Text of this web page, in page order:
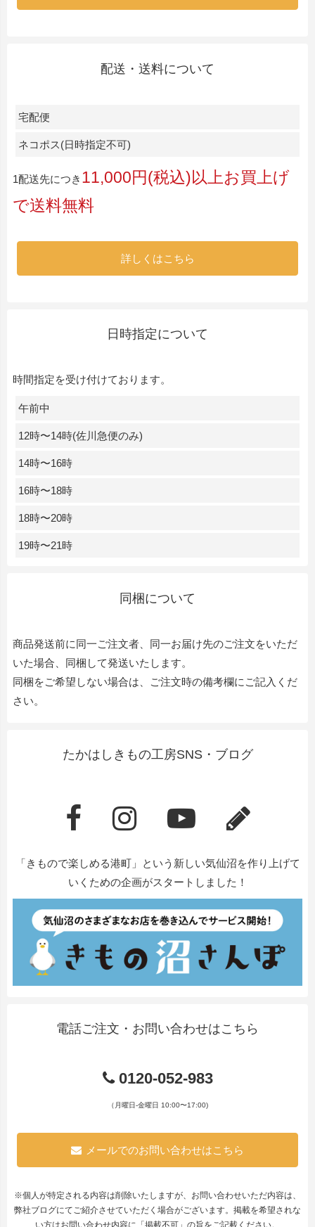
配送・送料について
宅配便
ネコポス(日時指定不可)
1配送先につき 11,000円(税込)以上お買上げ
で送料無料
詳しくはこちら
日時指定について
時間指定を受け付けております。
午前中
12時〜14時(佐川急便のみ)
14時〜16時
16時〜18時
18時〜20時
19時〜21時
同梱について
商品発送前に同一ご注文者、同一お届け先のご注文をいただ
いた場合、同梱して発送いたします。
同梱をご希望しない場合は、ご注文時の備考欄にご記入くだ
さい。
たかはしきもの工房SNS・ブログ
「きもので楽しめる港町」という新しい気仙沼を作り上げて
いくための企画がスタートしました！
電話ご注文・お問い合わせはこちら
0120-052-983
（月曜日-金曜日 10:00〜17:00)
メールでのお問い合わせはこちら
※個人が特定される内容は削除いたしますが、お問い合わせいただ内容は、
弊社ブログにてご紹介させていただく場合がございます。掲載を希望されな